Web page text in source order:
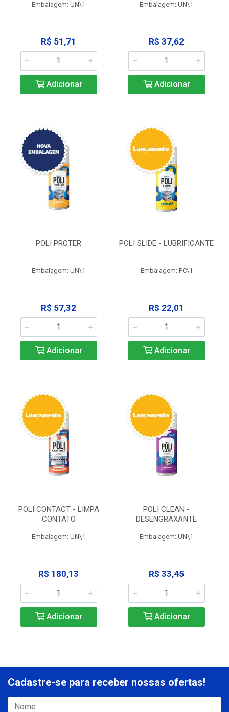
Embalagem: UN\1
R$ 51,71
Adicionar
Embalagem: UN\1
R$ 37,62
Adicionar
POLI PROTER
Embalagem: UN\1
R$ 57,32
Adicionar
POLI SLIDE - LUBRIFICANTE
Embalagem: PC\1
R$ 22,01
Adicionar
POLI CONTACT - LIMPA
CONTATO
Embalagem: UN\1
R$ 180,13
Adicionar
POLI CLEAN -
DESENGRAXANTE
Embalagem: UN\1
R$ 33,45
Adicionar
Cadastre-se para receber nossas ofertas!